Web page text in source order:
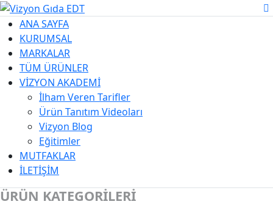
ANA SAYFA
KURUMSAL
MARKALAR
TÜM ÜRÜNLER
VİZYON AKADEMİ
İlham Veren Tarifler
Ürün Tanıtım Videoları
Vizyon Blog
Eğitimler
MUTFAKLAR
İLETİŞİM
ÜRÜN KATEGORİLERİ